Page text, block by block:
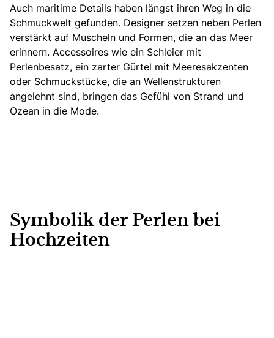
Auch maritime Details haben längst ihren Weg in die
Schmuckwelt gefunden. Designer setzen neben Perlen
verstärkt auf Muscheln und Formen, die an das Meer
erinnern. Accessoires wie ein Schleier mit
Perlenbesatz, ein zarter Gürtel mit Meeresakzenten
oder Schmuckstücke, die an Wellenstrukturen
angelehnt sind, bringen das Gefühl von Strand und
Ozean in die Mode.
Symbolik der Perlen bei
Hochzeiten